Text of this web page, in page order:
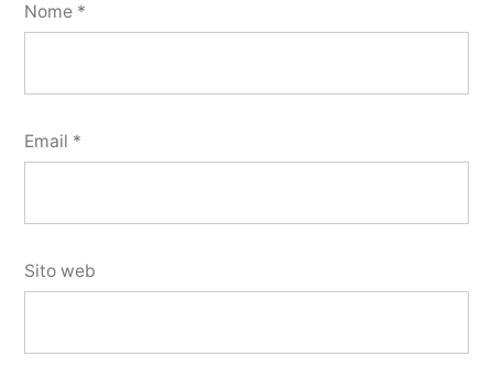
Nome *
Email *
Sito web